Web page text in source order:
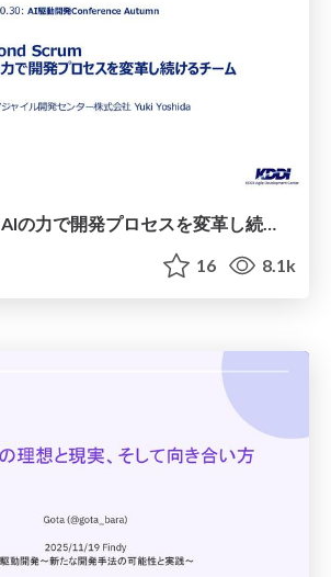
Beyond Scrum AIの力で開発プロセスを変革し続けるチーム
16 8.1k